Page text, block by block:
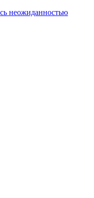
неожиданностью